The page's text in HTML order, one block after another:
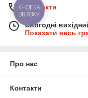
Контакти
Сьогодні
Показати весь
Про нас
Контакти
КНОПКА
ЗВ'ЯЗКУ